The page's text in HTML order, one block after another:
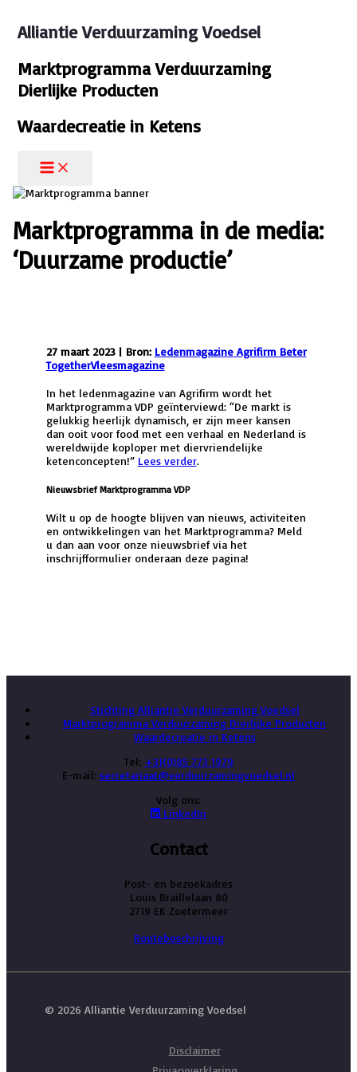
naar
deAlliantie Verduurzaming Voedsel
Marktprogramma Verduurzaming
Dierlijke Producten
Waardecreatie in Ketens
Marktprogramma in de media:
‘Duurzame productie’
27 maart 2023 | Bron: Ledenmagazine Agrifirm Beter
TogetherVleesmagazine
In het ledenmagazine van Agrifirm wordt het
Marktprogramma VDP geïnterviewd: “De markt is
gelukkig heerlijk dynamisch, er zijn meer kansen
dan ooit voor food met een verhaal en Nederland is
wereldwijde koploper met diervriendelijke
ketenconcepten!” Lees verder.
Nieuwsbrief Marktprogramma VDP
Wilt u op de hoogte blijven van nieuws, activiteiten
en ontwikkelingen van het Marktprogramma? Meld
u dan aan voor onze nieuwsbrief via het
inschrijfformulier onderaan deze pagina!
Stichting Alliantie Verduurzaming Voedsel
Marktprogramma Verduurzaming Dierlijke Producten
Waardecreatie in Ketens
Tel: +31(0)85 773 1979
E-mail: secretariaat@verduurzamingvoedsel.nl
Volg ons:
LinkedIn
Contact
Post- en bezoekadres
Louis Braillelaan 80
2719 EK Zoetermeer
Routebeschrijving
© 2026 Alliantie Verduurzaming Voedsel
Disclaimer